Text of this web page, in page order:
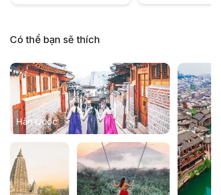
Có thể bạn sẽ thích
Hàn Quốc